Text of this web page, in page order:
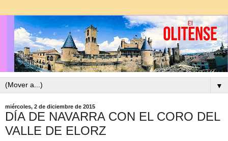
▼
miércoles, 2 de diciembre de 2015
DÍA DE NAVARRA CON EL CORO DEL
VALLE DE ELORZ